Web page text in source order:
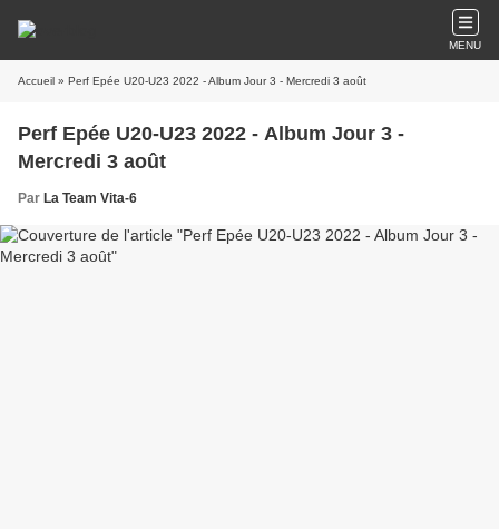
MENU
Accueil » Perf Epée U20-U23 2022 - Album Jour 3 - Mercredi 3 août
Perf Epée U20-U23 2022 - Album Jour 3 -
Mercredi 3 août
Par La Team Vita-6